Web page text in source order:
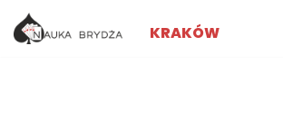
Przejdź
KRAKÓW